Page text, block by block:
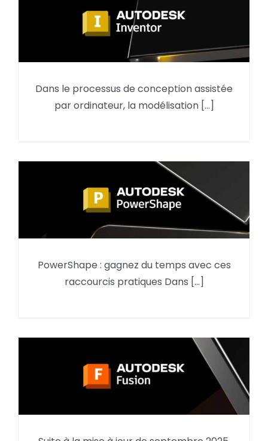
Le Cintrage d’une pièce
Dans le processus de conception assistée
par ordinateur, la modélisation [...]
PowerShape gagnez du temps
avec ces raccourcis pratiques
PowerShape : gagnez du temps avec ces
raccourcis pratiques Dans [...]